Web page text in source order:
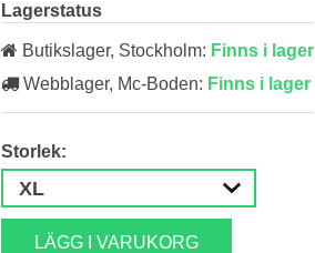
Lagerstatus
Butikslager, Stockholm: Finns i lager
Webblager, Mc-Boden: Finns i lager
Storlek:
LÄGG I VARUKORG